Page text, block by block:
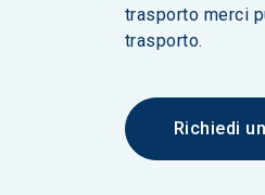
trasporto merci
trasporto.
Richiedi